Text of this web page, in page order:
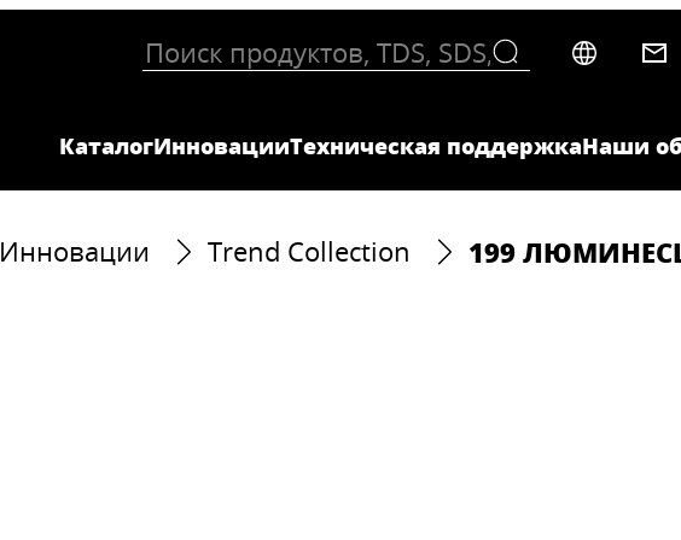
КаталогИнновацииТехническая поддержкаНаши
Инновации Trend Collection 199